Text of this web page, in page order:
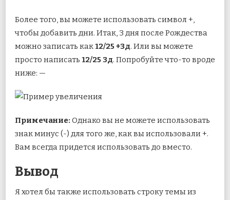
Более того, вы можете использовать символ +,
чтобы добавить дни. Итак, 3 дня после Рождества
можно записать как12/25 +3д. Или вы можете
просто написать 12/25 3д. Попробуйте что-то вроде
ниже: —
Примечание: Однако вы не можете использовать
знак минус (-) для того же, как вы использовали +.
Вам всегда придется использовать до вместо.
Вывод
Я хотел бы также использовать строку темы из